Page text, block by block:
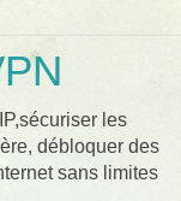
les
débloquer des
sans limites